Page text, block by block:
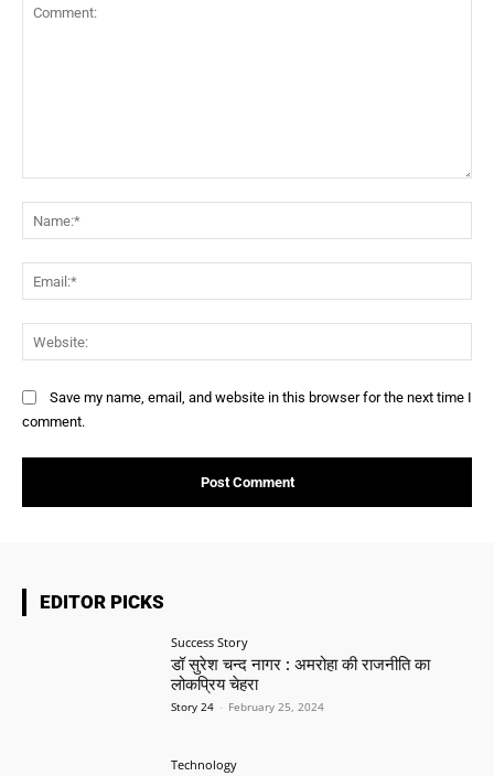
Save my name, email, and website in this browser for the next time I
comment.
EDITOR PICKS
Success Story
डॉ सुरेश चन्द नागर : अमरोहा की राजनीति का
लोकप्रिय चेहरा
Story 24 - February 25, 2024
Technology